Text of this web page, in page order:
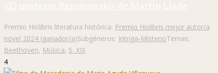
«El misterio Razumovski» de Martín Llade
Premio Hislibris literatura histórica: Premio Hislibris mejor autor/a
novel 2024 (ganador/a)Subgéneros: Intriga-MisterioTemas:
Beethoven, Música, S. XIX
4